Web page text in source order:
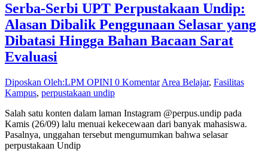
Serba-Serbi UPT Perpustakaan Undip:
Alasan Dibalik Penggunaan Selasar yang
Dibatasi Hingga Bahan Bacaan Sarat
Evaluasi
Diposkan Oleh:LPM OPINI 0 Komentar Area Belajar, Fasilitas
Kampus, perpustakaan undip
Salah satu konten dalam laman Instagram @perpus.undip pada
Kamis (26/09) lalu menuai kekecewaan dari banyak mahasiswa.
Pasalnya, unggahan tersebut mengumumkan bahwa selasar
perpustakaan Undip